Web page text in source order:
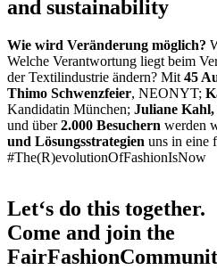
and sustainability
Wie wird Veränderung möglich?
Welche Verantwortung liegt beim
der Textilindustrie ändern? Mit 45
Thimo Schwenzfeier, NEONYT;
Kandidatin München; Juliane Kahl,
und über2.000 Besuchern werden
und Lösungsstrategien uns in eine
#The(R)evolutionOfFashionIsNow
Let‘s do this together.
Come and join the